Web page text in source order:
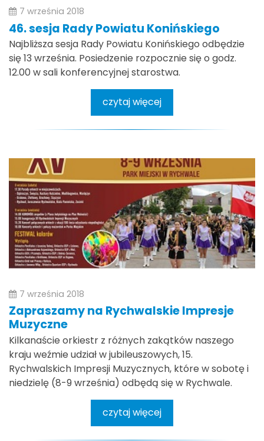
7 września 2018
46. sesja Rady Powiatu Konińskiego
Najbliższa sesja Rady Powiatu Konińskiego odbędzie
się 13 września. Posiedzenie rozpocznie się o godz.
12.00 w sali konferencyjnej starostwa.
czytaj więcej
7 września 2018
Zapraszamy na Rychwalskie Impresje
Muzyczne
Kilkanaście orkiestr z różnych zakątków naszego
kraju weźmie udział w jubileuszowych, 15.
Rychwalskich Impresji Muzycznych, które w sobotę i
niedzielę (8-9 września) odbędą się w Rychwale.
czytaj więcej